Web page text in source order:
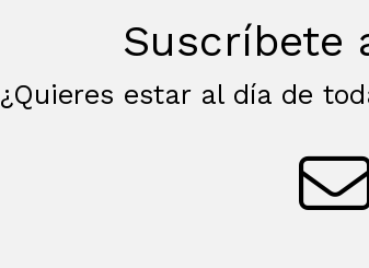
Suscríbete
¿Quieres estar al día de